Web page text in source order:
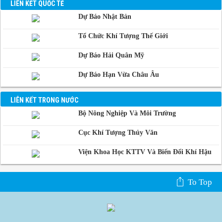
Manila, Philippin
Phnom-Penh,
LIÊN KẾT QUỐC TẾ
Dự Báo Nhật Bản
Tổ Chức Khí Tượng Thế Giới
Dự Báo Hải Quân Mỹ
Dự Báo Hạn Vừa Châu Âu
LIÊN KẾT TRONG NƯỚC
Bộ Nông Nghiệp Và Môi Trường
Cục Khí Tượng Thủy Văn
Viện Khoa Học KTTV Và Biến Đổi Khí Hậu
To Top